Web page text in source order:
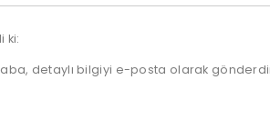
ki:
detaylı bilgiyi e-posta olarak